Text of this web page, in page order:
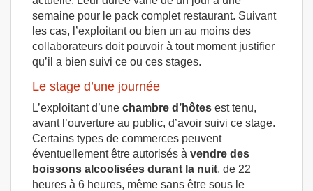
semaine pour le pack complet restaurant. Suivant
les cas, l’exploitant ou bien un au moins des
collaborateurs doit pouvoir à tout moment justifier
qu’il a bien suivi ce ou ces stages.
Le stage d’une journée
L’exploitant d’une chambre d’hôtes est tenu,
avant l’ouverture au public, d’avoir suivi ce stage.
Certains types de commerces peuvent
éventuellement être autorisés à vendre des
boissons alcoolisées durant la nuit, de 22
heures à 6 heures, même sans être sous le